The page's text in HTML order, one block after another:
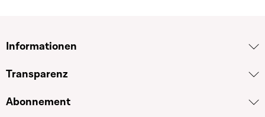
Informationen
Transparenz
Abonnement